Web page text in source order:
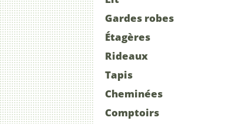
Gardes robes
Étagères
Rideaux
Tapis
Cheminées
Comptoirs